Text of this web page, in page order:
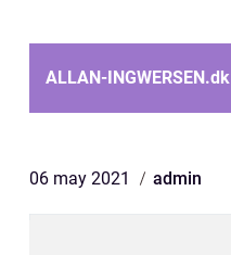
ALLAN-INGWERSEN.dk
06 may 2021 admin